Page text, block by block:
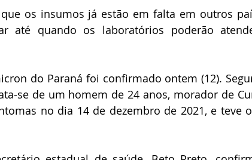
os insumos já estão em falta em outros
até quando os laboratórios poderão
do Paraná foi confirmado ontem (12).
se de um homem de 24 anos, morador de
no dia 14 de dezembro de 2021, e teve